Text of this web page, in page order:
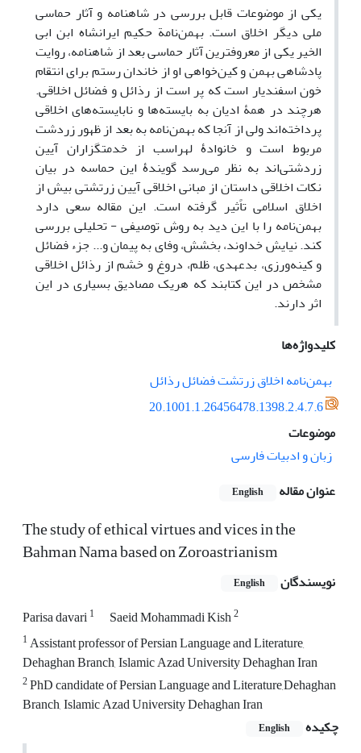
یکی از موضوعات قابل بررسی در شاهنامه و آثار حماسی
ملی دیگر اخلاق است. بهمن‌نامة حکیم ایرانشاه ابن ابی
الخیر یکی از معروفترین آثار حماسی بعد از شاهنامه، روایت
پادشاهی بهمن و کین‌خواهی او از خاندان رستم برای انتقام
خون اسفندیار است که پر است از رذائل و فضائل اخلاقی.
هرچند در همۀ ادیان به بایسته‌ها و نابایسته‌های اخلاقی
پرداخته‌‌اند ولی از آنجا که بهمن‌نامه به بعد از ظهور زردشت
مربوط است و خانوادۀ لهراسب از خدمتگزاران آیین
زردشتی‌اند به نظر می‌رسد گویندۀ این حماسه در بیان
نکات اخلاقی داستان از مبانی اخلاقی آیین زرتشتی بیش از
اخلاق اسلامی تاًثیر گرفته است. این مقاله سعی دارد
بهمن‌نامه را با این دید به روش توصیفی - تحلیلی بررسی
کند. نیایش خداوند، بخشش، وفای به پیمان و... جزء فضائل
و کینه‌ورزی، بدعهدی، ظلم، دروغ و خشم از رذائل اخلاقی
مشخص در این کتابند که هریک مصادیق بسیاری در این
اثر دارند.
کلیدواژه‌ها
بهمن‌نامه اخلاق زرتشت فضائل رذائل
20.1001.1.26456478.1398.2.4.7.6
موضوعات
زبان و ادبیات فارسی
عنوان مقاله
English
The study of ethical virtues and vices in the
Bahman Nama based on Zoroastrianism
نویسندگان English
Parisa davari1 Saeid Mohammadi Kish2
1Assistant professor of Persian Language and Literature,
Dehaghan Branch, Islamic Azad University Dehaghan Iran
2PhD candidate of Persian Language and Literature,Dehaghan
Branch, Islamic Azad University Dehaghan Iran
چکیده
English